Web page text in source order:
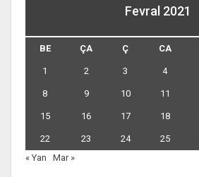
Fevral 2021
BE ÇA Ç CA
1 2 3 4
8 9 10 11
15 16 17 18
22 23 24 25
« Yan
Mar »